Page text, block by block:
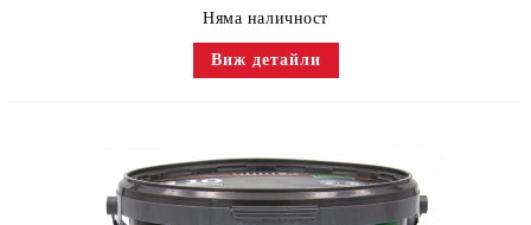
Няма наличност
Виж детайли